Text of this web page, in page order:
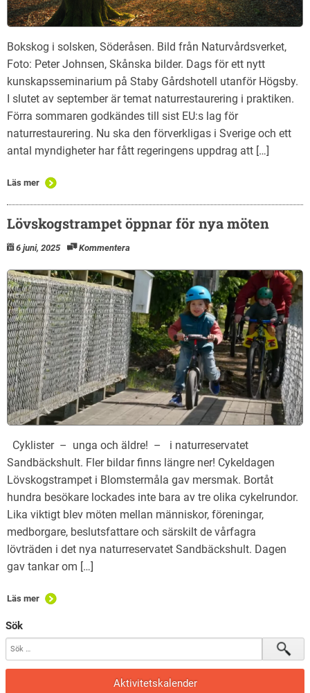
Bokskog i solsken, Söderåsen. Bild från Naturvårdsverket,
Foto: Peter Johnsen, Skånska bilder. Dags för ett nytt
kunskapsseminarium på Staby Gårdshotell utanför Högsby.
I slutet av september är temat naturrestaurering i praktiken.
Förra sommaren godkändes till sist EU:s lag för
naturrestaurering. Nu ska den förverkligas i Sverige och ett
antal myndigheter har fått regeringens uppdrag att […]
Läs mer
Lövskogstrampet öppnar för nya möten
6 juni, 2025 Kommentera
Cyklister – unga och äldre! – i naturreservatet
Sandbäckshult. Fler bildar finns längre ner! Cykeldagen
Lövskogstrampet i Blomstermåla gav mersmak. Bortåt
hundra besökare lockades inte bara av tre olika cykelrundor.
Lika viktigt blev möten mellan människor, föreningar,
medborgare, beslutsfattare och särskilt de vårfagra
lövträden i det nya naturreservatet Sandbäckshult. Dagen
gav tankar om […]
Läs mer
Sök
Aktivitetskalender